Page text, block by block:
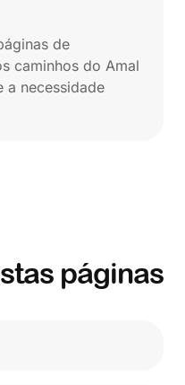
de
caminhos do Amal
a necessidade
páginas